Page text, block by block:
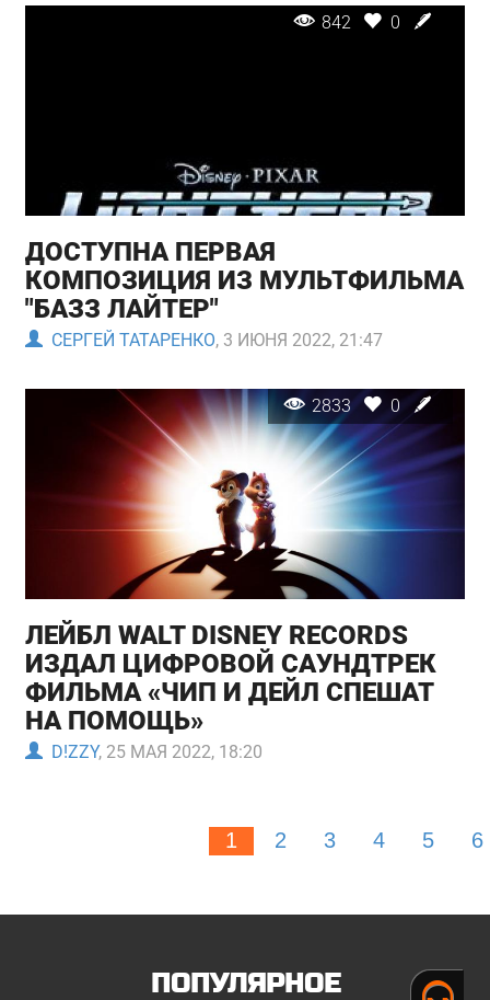
842 0
ДОСТУПНА ПЕРВАЯ
КОМПОЗИЦИЯ ИЗ МУЛЬТФИЛЬМА
"БАЗЗ ЛАЙТЕР"
СЕРГЕЙ ТАТАРЕНКО, 3 ИЮНЯ 2022, 21:47
2833 0
ЛЕЙБЛ WALT DISNEY RECORDS
ИЗДАЛ ЦИФРОВОЙ САУНДТРЕК
ФИЛЬМА «ЧИП И ДЕЙЛ СПЕШАТ
НА ПОМОЩЬ»
D!ZZY, 25 МАЯ 2022, 18:20
1 2 3 4 5 6
ПОПУЛЯРНОЕ